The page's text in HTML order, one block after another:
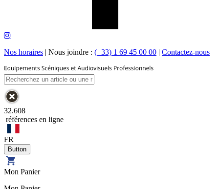
Nos horaires | Nous joindre : (+33) 1 69 45 00 00 | Contactez-nous
32.608
références en ligne
FR
Mon Panier